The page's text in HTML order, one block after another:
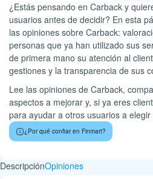
¿Estás pensando en Carback y
usuarios antes de decidir? En esta
las opiniones sobre Carback:
personas que ya han utilizado sus
de primera mano su atención al
gestiones y la transparencia de sus
Lee las opiniones de Carback,
aspectos a mejorar y, si ya eres
para ayudar a otros usuarios a
¿Por qué confiar en Finmart?
DescripciónOpiniones